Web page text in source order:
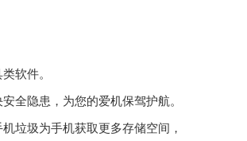
软件。
隐患，为您的爱机保驾护航。
圾为手机获取更多存储空间，